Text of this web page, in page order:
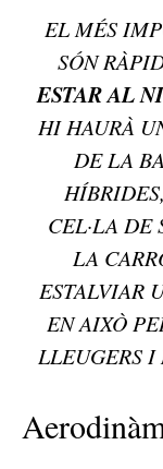
EL MÉS
SÓN
ESTAR AL
HI HAURÀ
DE LA
CEL·LA DE
LA
ESTALVIAR
EN AIXÒ
LLEUGERS I